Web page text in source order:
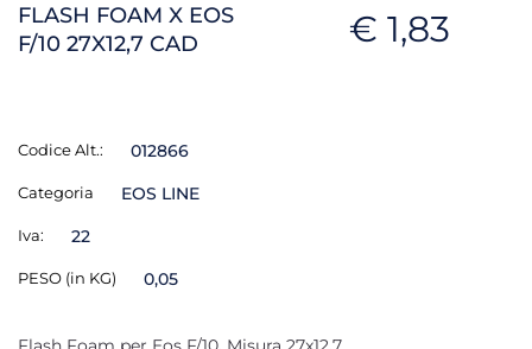
FLASH FOAM X EOS
F/10 27X12,7 CAD
€ 1,83
Codice Alt.: 012866
Categoria EOS LINE
Iva: 22
PESO (in KG) 0,05